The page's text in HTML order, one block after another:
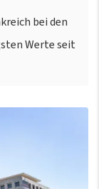
bei den
Werte seit